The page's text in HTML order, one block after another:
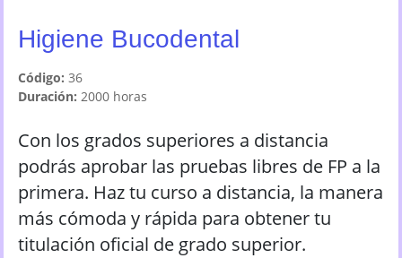
Higiene Bucodental
Código: 36
Duración: 2000 horas
Con los grados superiores a distancia
podrás aprobar las pruebas libres de FP a la
primera. Haz tu curso a distancia, la manera
más cómoda y rápida para obtener tu
titulación oficial de grado superior.